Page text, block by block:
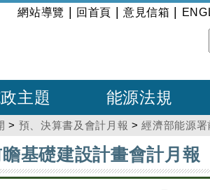
:::
網站導覽 回首頁 意見信箱
主題 能源法規
> 預、決算書及會計月報 >經濟部能源
基礎建設計畫會計月報